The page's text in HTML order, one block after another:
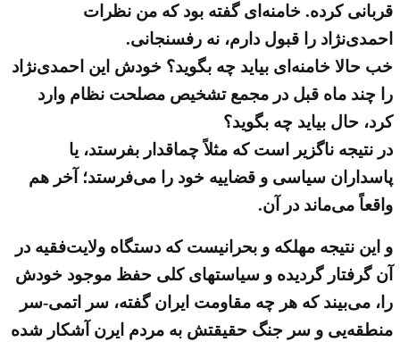
قربانی کرده. خامنه‌ای گفته بود که من نظرات
احمدی‌نژاد را قبول دارم، نه رفسنجانی.
خب حالا خامنه‌ای بیاید چه بگوید؟ خودش این احمدی‌نژاد
را چند ماه قبل در مجمع تشخیص مصلحت نظام وارد
کرد، حال بیاید چه بگوید؟
در نتیجه ناگزیر است که مثلاً چماقدار بفرستد، یا
پاسداران سیاسی و قضاییه خود را می‌فرستد؛ آخر هم
واقعاً می‌ماند در آن.
و این نتیجه مهلکه و بحرانیست که دستگاه ولایت‌فقیه در
آن گرفتار گردیده و سیاستهای کلی حفظ موجود خودش
را، می‌بیند که هر چه مقاومت ایران گفته، سر اتمی-سر
منطقه‌یی و سر جنگ حقیقتش به مردم ایرن آشکار شده